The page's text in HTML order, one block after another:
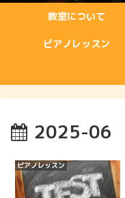
教室について
ピアノレッスン
2025-06
ピアノレッスン